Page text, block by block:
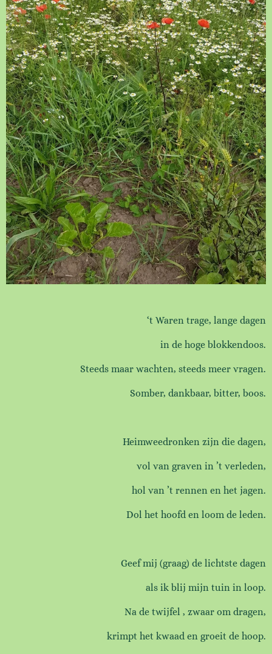
‘t Waren trage, lange dagen
in de hoge blokkendoos.
Steeds maar wachten, steeds meer vragen.
Somber, dankbaar, bitter, boos.
Heimweedronken zijn die dagen,
vol van graven in ’t verleden,
hol van ’t rennen en het jagen.
Dol het hoofd en loom de leden.
Geef mij (graag) de lichtste dagen
als ik blij mijn tuin in loop.
Na de twijfel , zwaar om dragen,
krimpt het kwaad en groeit de hoop.